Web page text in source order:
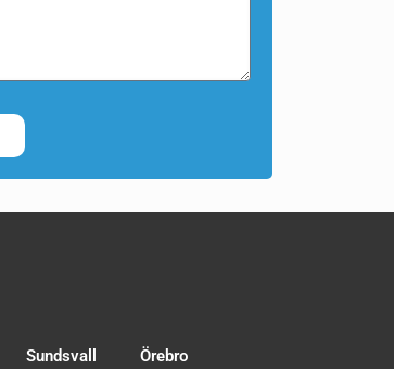
Sundsvall Örebro